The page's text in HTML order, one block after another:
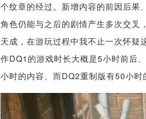
个纹章的经过。新增内容的前因后果
角色仍能与之后的剧情产生多次交叉
天成，在游玩过程中我不止一次怀疑
作DQ1的游戏时长大概是5小时前后
小时的内容、而DQ2重制版有50小